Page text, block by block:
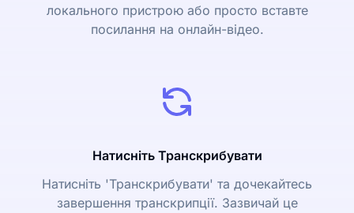
локального пристрою або просто вставте
посилання на онлайн-відео.
Натисніть Транскрибувати
Натисніть 'Транскрибувати' та дочекайтесь
завершення транскрипції. Зазвичай це